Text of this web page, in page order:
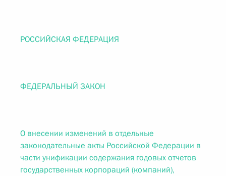
РОССИЙСКАЯ ФЕДЕРАЦИЯ
ФЕДЕРАЛЬНЫЙ ЗАКОН
О внесении изменений в отдельные
законодательные акты Российской Федерации в
части унификации содержания годовых отчетов
государственных корпораций (компаний),